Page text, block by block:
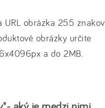
URL obrázka 255 znakov
obrázky určite
a do 2MB.